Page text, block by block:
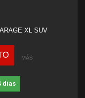
XL SUV
MÁS
dias